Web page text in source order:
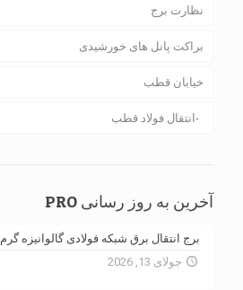
نظارت برج
براکت پانل های خورشیدی
خیابان قطب
انتقال فولاد قطب
آخرین به روز رسانی PRO
برج انتقال برق شبکه فولادی گالوانیزه گرم
جولای 13, 2026